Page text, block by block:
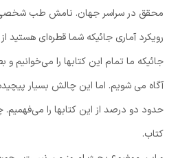
محقق در سراسر جهان. نامش طب شخصی
رویکرد آماری جائیکه شما قطره‌ای هستید
جائیکه ما تمام این کتابها را می‌خوانیم
آگاه می شویم. اما این چالش بسیار
کتاب.